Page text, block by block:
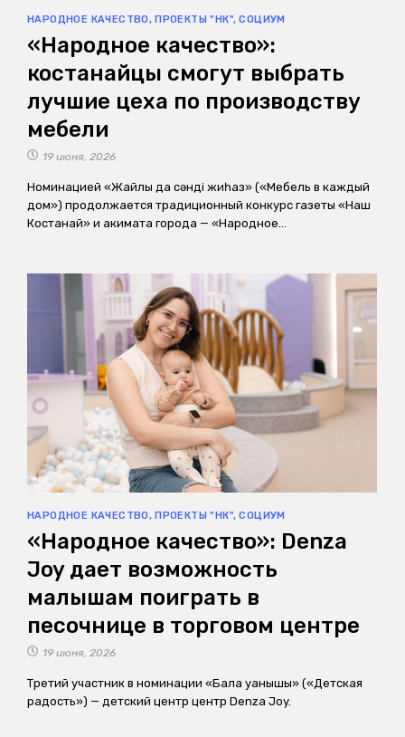
НАРОДНОЕ КАЧЕСТВО, ПРОЕКТЫ "НК", СОЦИУМ
«Народное качество»:
костанайцы смогут выбрать
лучшие цеха по производству
мебели
19 июня, 2026
Номинацией «Жайлы да сәнді жиһаз» («Мебель в каждый
дом») продолжается традиционный конкурс газеты «Наш
Костанай» и акимата города — «Народное…
НАРОДНОЕ КАЧЕСТВО, ПРОЕКТЫ "НК", СОЦИУМ
«Народное качество»: Denza
Joy дает возможность
малышам поиграть в
песочнице в торговом центре
19 июня, 2026
Третий участник в номинации «Бала қуанышы» («Детская
радость») — детский центр центр Denza Joy.